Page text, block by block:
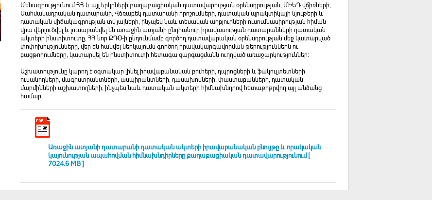
Մենագրությունում ՀՀ և այլ երկրների քաղաքացիական դատավարության օրենսդրության, ՄԻԵԴ վճիռների,
Սահմանադրական դատարանի, Վճռաբեկ դատարանի որոշումների, դատական պրակտիկայի նյութերի և
դատական վիճակագրության տվյալների, ինչպես նաև տեսական աղբյուրների ուսումնասիրության հիման
վրա վերլուծվել և լուսաբանվել են առաջին ատյանի ընդհանուր իրավասության դատարանների դատական
ակտերի ինստիտուտը, ՀՀ նոր ՔԴՕ-ի ընդունմամբ գործող դատավարական օրենսդրության մեջ կատարված
փոփոխությունները, վեր են հանվել ներկայումս գործող իրավակարգավորման թերություններն ու
բացթողումները, կատարվել են ինստիտուտի հետագա զարգացմանն ուղղված առաջարկություններ։
Աշխատությունը կարող է օգտակար լինել իրավաբանական բուհերի, դպրոցների և ֆակուլտետների
ուսանողների, մագիստրանտների, ասպիրանտների, դասախոսների, փաստաբանների, դատական
մարմինների աշխատողների, ինչպես նաև դատական ակտերի հիմնախնդրով հետաքրքրվող այլ անձանց
համար։
Առաջին ատյանի դատարանի դատական ակտերի իրավաբանական բնույթը և որակական
կայունության ապահովման հիմնախնդիրները քաղաքացիական դատավարությունում [
7024.6 MB ]